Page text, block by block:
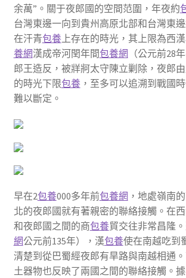
余萬”。關于夜郎國的空間范圍，年夜約
台灣東邊一向到貴州高原北部和台灣東
在汗青包養上存在的時光，其上限為西
養網漢成帝河閏年間包養網 （公元前28
郎王造反，被牂牁太守陳立剿除，夜郎
的時光下限包養，至多可以追溯到戰國
難以斷定。
早在2包養000多年前包養網 ，地處嶺南
北的夜郎國就有著親密的聯絡接觸。在
和夜郎國之間的商包養貿交往非常昌隆
網公元前135年），漢包養使在南越吃到
清楚到從巴蜀經夜郎有旱路與南越相通
土器物也反映了兩國之間的聯絡接觸。